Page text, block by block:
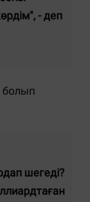
- деп
болып
шегеді?